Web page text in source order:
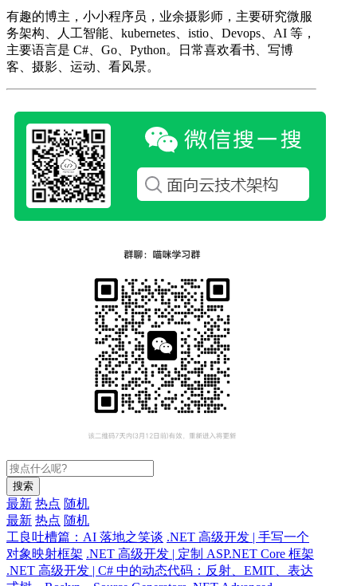
有趣的博主，小小程序员，业余摄影师，主要研究微服
务架构、人工智能、kubernetes、istio、Devops、AI 等，
主要语言是 C#、Go、Python。日常喜欢看书、写博
客、摄影、运动、看风景。
搜索
最新 热点 随机
最新 热点 随机
工良吐槽篇：AI 落地之笑谈 .NET 高级开发 | 手写一个
对象映射框架 .NET 高级开发 | 定制 ASP.NET Core 框架
.NET 高级开发 | C# 中的动态代码：反射、EMIT、表达